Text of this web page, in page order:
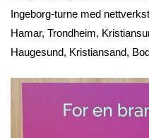
Ingeborg-turne med
Hamar, Trondheim,
Haugesund, Kristiansand,